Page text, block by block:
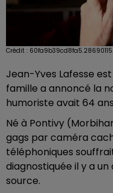
Crédit :
Jean-Yves Lafesse
famille a annoncé la
humoriste avait 64
Né à Pontivy
gags par caméra
téléphoniques
diagnostiquée il y a
source.